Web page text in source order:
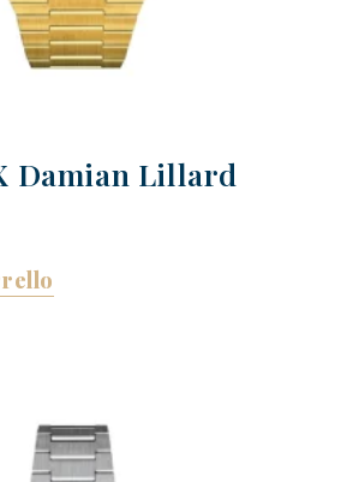
Damian Lillard